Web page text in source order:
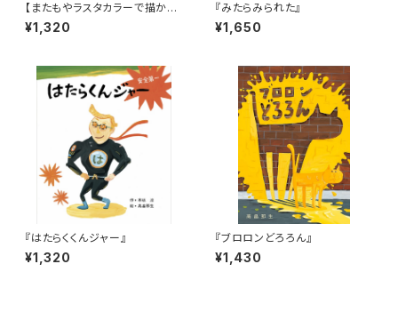
【またもやラスタカラーで描かれ
た長新太の名作！】『たぬきのじ
どうしゃ』
¥1,320
『みたらみられた』
¥1,650
『はたらくくんジャー』
¥1,320
『ブロロンどろろん』
¥1,430